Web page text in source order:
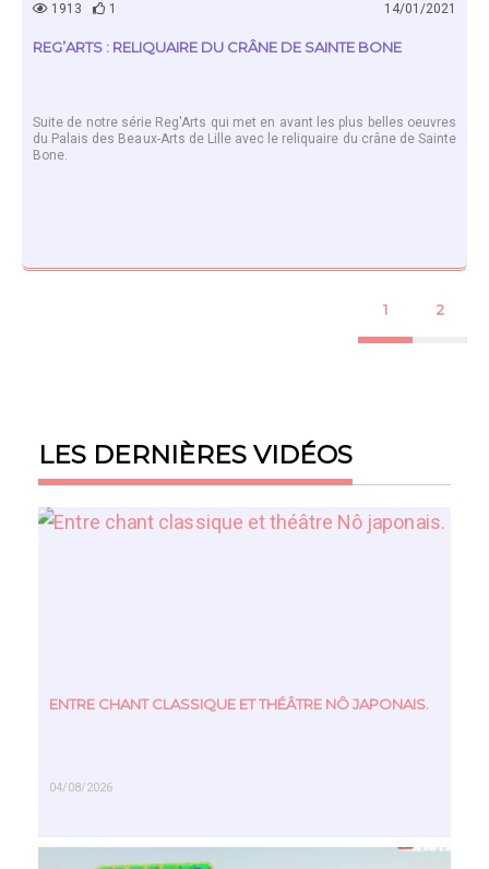
1913 1 14/01/2021
REG’ARTS : RELIQUAIRE DU CRÂNE DE SAINTE BONE
Suite de notre série Reg'Arts qui met en avant les plus belles oeuvres
du Palais des Beaux-Arts de Lille avec le reliquaire du crâne de Sainte
Bone.
1 2
LES DERNIÈRES VIDÉOS
ENTRE CHANT CLASSIQUE ET THÉÂTRE NÔ JAPONAIS.
04/08/2026